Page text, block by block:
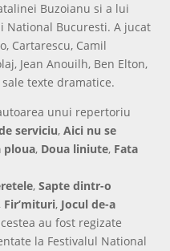
Buzoianu si a lui
National Bucuresti. A jucat
Cartarescu, Camil
Jean Anouilh, Ben Elton,
texte dramatice.
unui repertoriu
serviciu,Aici nu se
ploua, Doua liniute, Fata
,Sapte dintr-o
, Fir’mituri, Jocul de-a
au fost regizate
la Festivalul National